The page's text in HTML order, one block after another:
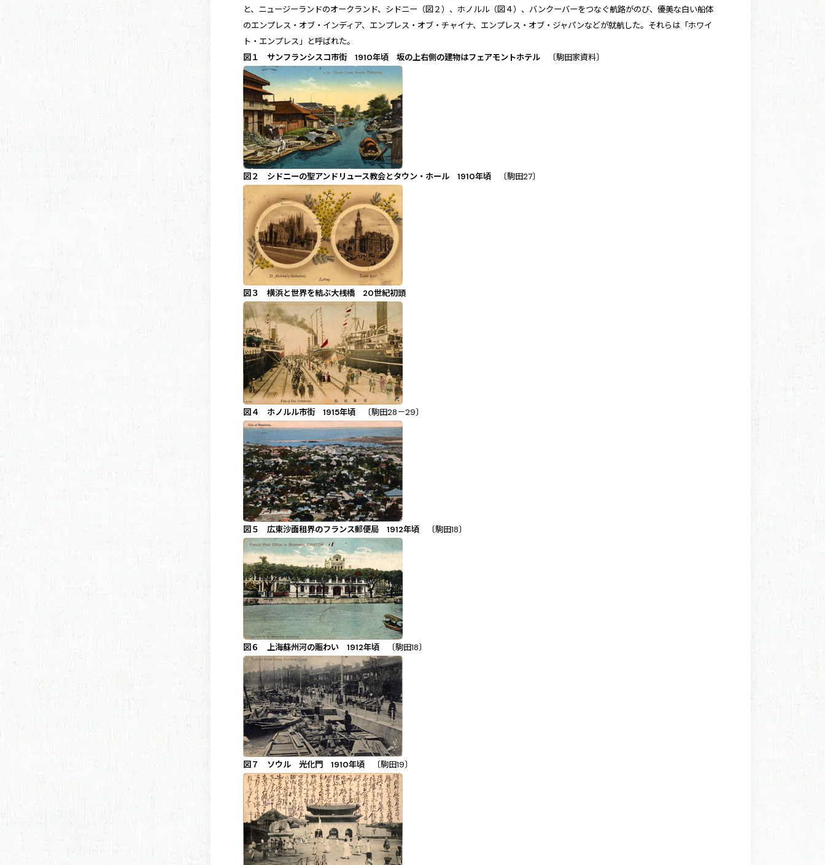
と、ニュージーランドのオークランド、シドニー（図２）、ホノルル（図４）、バンクーバーをつなぐ航路がのび、優美な白い船体
のエンプレス・オブ・インディア、エンプレス・オブ・チャイナ、エンプレス・オブ・ジャパンなどが就航した。それらは「ホワイ
ト・エンプレス」と呼ばれた。
図１ サンフランシスコ市街 1910年頃 坂の上右側の建物はフェアモントホテル 〔駒田家資料〕
図２ シドニーの聖アンドリュース教会とタウン・ホール 1910年頃 〔駒田27〕
図３ 横浜と世界を結ぶ大桟橋 20世紀初頭
図４ ホノルル市街 1915年頃 〔駒田28－29〕
図５ 広東沙面租界のフランス郵便局 1912年頃 〔駒田18〕
図６ 上海蘇州河の賑わい 1912年頃 〔駒田18〕
図７ ソウル 光化門 1910年頃 〔駒田19〕